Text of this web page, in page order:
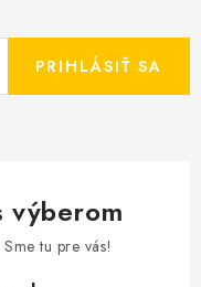
PRIHLÁSIŤ SA
výberom
tu pre vás!